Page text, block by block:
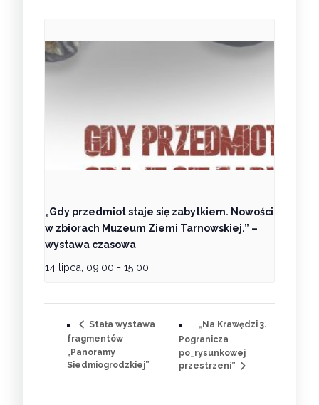
„Gdy przedmiot staje się zabytkiem. Nowości
w zbiorach Muzeum Ziemi Tarnowskiej.” –
wystawa czasowa
14 lipca, 09:00 - 15:00
Stała wystawa
fragmentów
„Panoramy
Siedmiogrodzkiej”
„Na Krawędzi 3.
Pogranicza
po_rysunkowej
przestrzeni”